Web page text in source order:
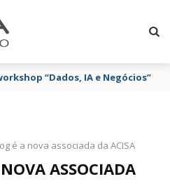
“Dados, IA e Negócios”
é a nova associada da ACISA
ASSOCIADA